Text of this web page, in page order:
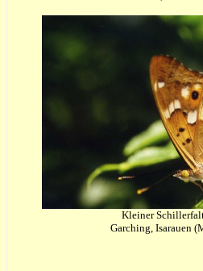
Kleiner
Garching, Isarauen